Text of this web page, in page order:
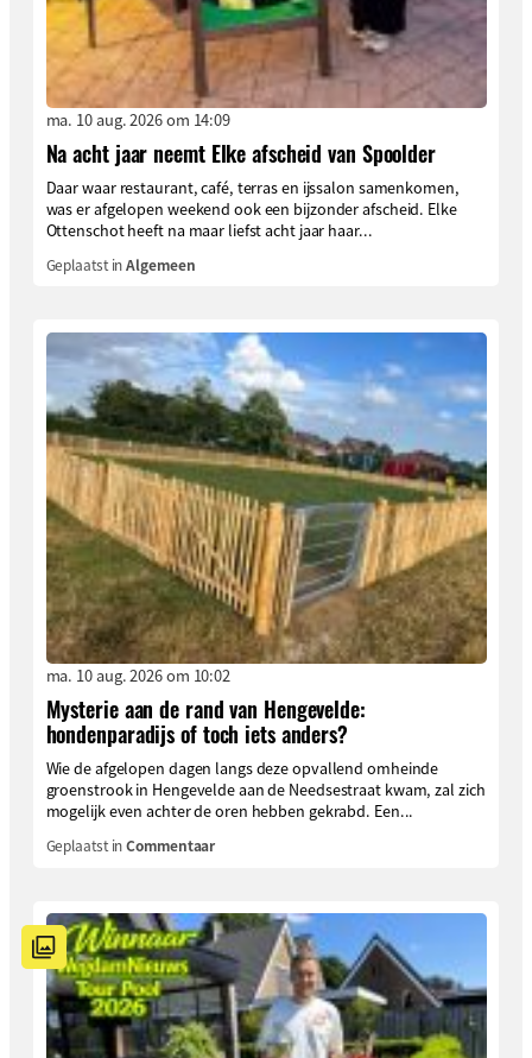
ma. 10 aug. 2026 om 14:09
Na acht jaar neemt Elke afscheid van Spoolder
Daar waar restaurant, café, terras en ijssalon samenkomen,
was er afgelopen weekend ook een bijzonder afscheid. Elke
Ottenschot heeft na maar liefst acht jaar haar...
Geplaatst inAlgemeen
ma. 10 aug. 2026 om 10:02
Mysterie aan de rand van Hengevelde:
hondenparadijs of toch iets anders?
Wie de afgelopen dagen langs deze opvallend omheinde
groenstrook in Hengevelde aan de Needsestraat kwam, zal zich
mogelijk even achter de oren hebben gekrabd. Een...
Geplaatst inCommentaar